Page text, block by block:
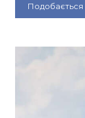
Подобається